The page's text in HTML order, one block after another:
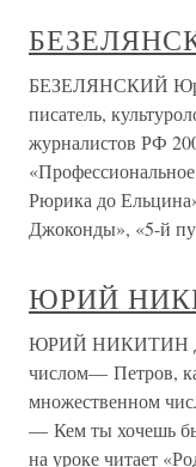
БЕЗЕЛЯНСКИЙ
писатель,
журналистов РФ
Рюрика до
Джоконды», «5-й
ЮРИЙ
ЮРИЙ НИКИТИН
числом— Петров,
множественном
— Кем ты хочешь
на уроке читает